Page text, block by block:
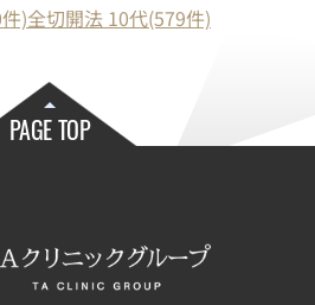
)全切開法 10代(579件)
PAGE TOP